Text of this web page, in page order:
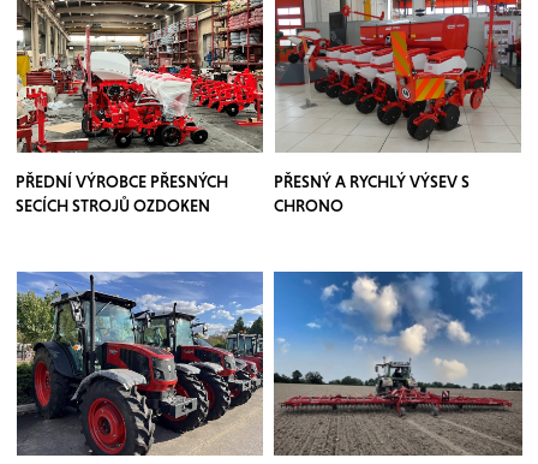
PŘEDNÍ VÝROBCE PŘESNÝCH
SECÍCH STROJŮ OZDOKEN
PŘESNÝ A RYCHLÝ VÝSEV S
CHRONO